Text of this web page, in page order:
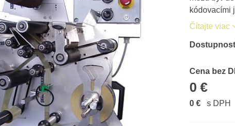
kódovacími
Čítajte viac
Cena bez
0 €
Cena s
0 € s DPH